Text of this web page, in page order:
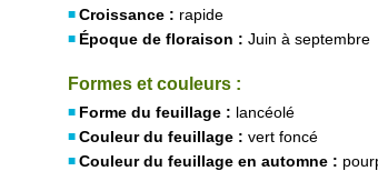
Croissance : rapide
Époque de floraison : Juin à septembre
Formes et couleurs :
Forme du feuillage : lancéolé
Couleur du feuillage : vert foncé
Couleur du feuillage en automne :